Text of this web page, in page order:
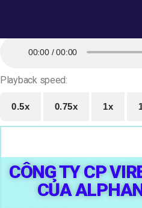
ì
h
00:00 00:00
Playback speed:
0.5x 0.75x 1x
CÔNG TY CP
CỦA